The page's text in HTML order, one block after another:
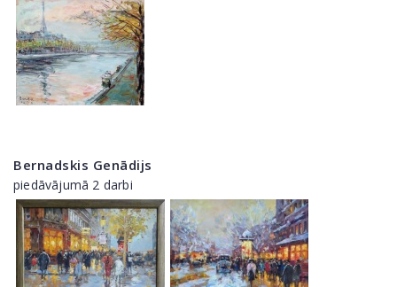
Bernadskis Genādijs
piedāvājumā 2 darbi